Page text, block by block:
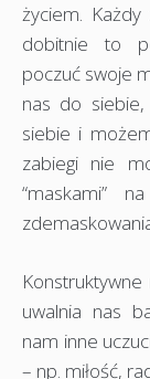
życiem.
dobitnie to
poczuć swoje
nas do
siebie i
zabiegi nie
“maskami”
uwalnia nas
nam inne
– np. miłość,